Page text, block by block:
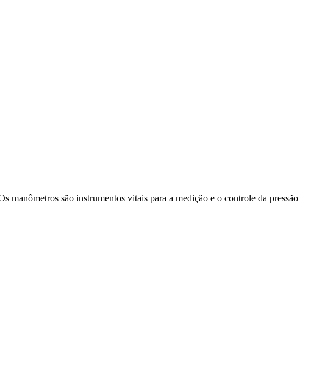
manômetros são instrumentos vitais para a medição e o controle da pressão